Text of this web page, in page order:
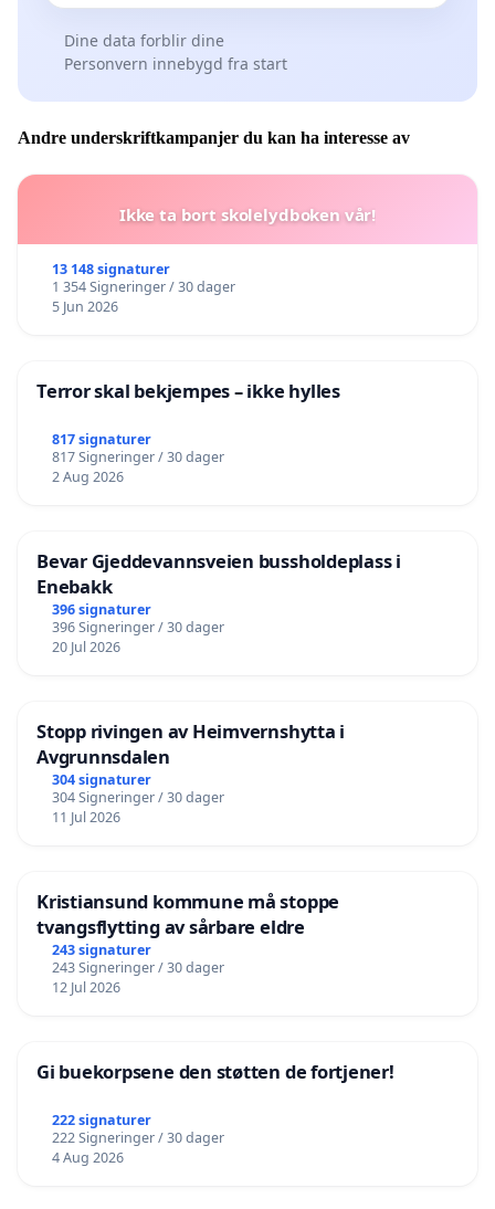
Dine data forblir dine
Personvern innebygd fra start
Andre underskriftkampanjer du kan ha interesse av
Ikke ta bort skolelydboken vår!
13 148 signaturer
1 354 Signeringer / 30 dager
5 Jun 2026
Terror skal bekjempes – ikke hylles
817 signaturer
817 Signeringer / 30 dager
2 Aug 2026
Bevar Gjeddevannsveien bussholdeplass i
Enebakk
396 signaturer
396 Signeringer / 30 dager
20 Jul 2026
Stopp rivingen av Heimvernshytta i
Avgrunnsdalen
304 signaturer
304 Signeringer / 30 dager
11 Jul 2026
Kristiansund kommune må stoppe
tvangsflytting av sårbare eldre
243 signaturer
243 Signeringer / 30 dager
12 Jul 2026
Gi buekorpsene den støtten de fortjener!
222 signaturer
222 Signeringer / 30 dager
4 Aug 2026